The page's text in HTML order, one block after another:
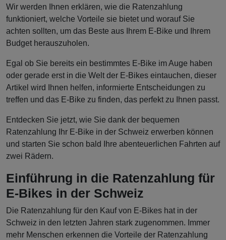
Wir werden Ihnen erklären, wie die Ratenzahlung
funktioniert, welche Vorteile sie bietet und worauf Sie
achten sollten, um das Beste aus Ihrem E-Bike und Ihrem
Budget herauszuholen.
Egal ob Sie bereits ein bestimmtes E-Bike im Auge haben
oder gerade erst in die Welt der E-Bikes eintauchen, dieser
Artikel wird Ihnen helfen, informierte Entscheidungen zu
treffen und das E-Bike zu finden, das perfekt zu Ihnen passt.
Entdecken Sie jetzt, wie Sie dank der bequemen
Ratenzahlung Ihr E-Bike in der Schweiz erwerben können
und starten Sie schon bald Ihre abenteuerlichen Fahrten auf
zwei Rädern.
Einführung in die Ratenzahlung für
E-Bikes in der Schweiz
Die Ratenzahlung für den Kauf von E-Bikes hat in der
Schweiz in den letzten Jahren stark zugenommen. Immer
mehr Menschen erkennen die Vorteile der Ratenzahlung